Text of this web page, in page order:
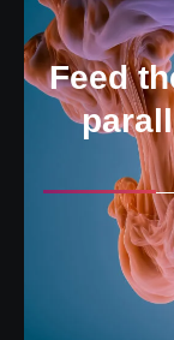
Feed